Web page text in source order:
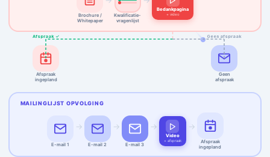
Brochure /
Whitepaper
Kwalificatie-
vragenlijst
Bedankpagina
+ video
Afspraak ✓ Geen afspraak
Afspraak
ingepland
Geen
afspraak
MAILINGLIJST OPVOLGING
E-mail 1
→
E-mail 2
→
E-mail 3
→
Video
+ afspraak
→
Afspraak
ingepland